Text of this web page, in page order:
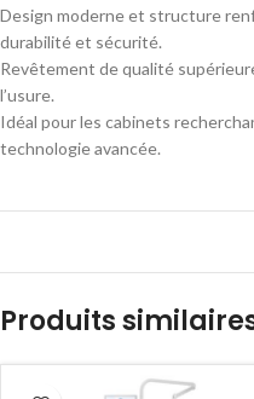
Design moderne et structure
durabilité et sécurité.
Revêtement de qualité
l’usure.
Idéal pour les cabinets
technologie avancée.
Produits